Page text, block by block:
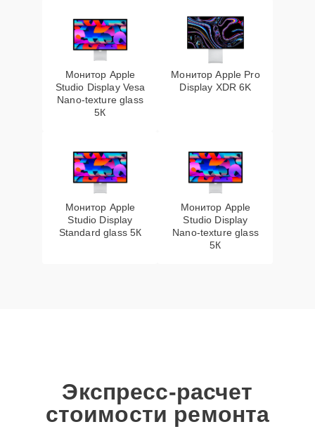
Монитор Apple
Studio Display Vesa
Nano-texture glass
5К
Монитор Apple Pro
Display XDR 6K
Монитор Apple
Studio Display
Standard glass 5К
Монитор Apple
Studio Display
Nano-texture glass
5К
Экспресс-расчет
стоимости ремонта